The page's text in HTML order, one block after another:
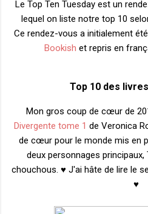
Le Top Ten Tuesday est un
lequel on liste notre top 10
Ce rendez-vous a initialement
Bookish et repris en
Top 10 des
Mon gros coup de cœur de
Divergente tome 1 de Veronica
de cœur pour le monde mis en
deux personnages
chouchous. ♥ J'ai hâte de lire le
♥